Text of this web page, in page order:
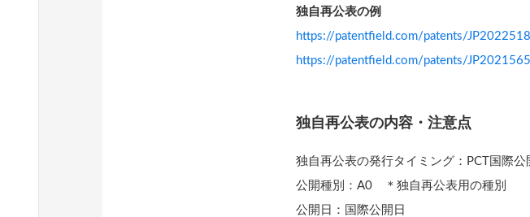
独自再公表の例
https://patentfield.com/patents/
https://patentfield.com/patents/
独自再公表の内容・注意点
独自再公表の発行タイミング：PCT国際
公開種別：A0 ＊独自再公表用の種別
公開日：国際公開日